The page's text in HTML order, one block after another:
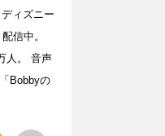
ィズニー
信中。
人。 音声
Bobbyの